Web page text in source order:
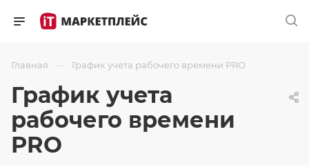
Главная — График учета рабочего времени PRO
График учета
рабочего времени
PRO